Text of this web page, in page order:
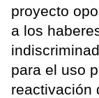
proyecto
a los
para el uso
reactivación